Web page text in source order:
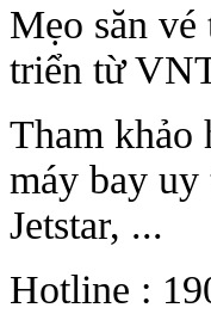
Mẹo săn
triển từ
Tham khảo
máy bay
Jetstar, ...
Hotline :